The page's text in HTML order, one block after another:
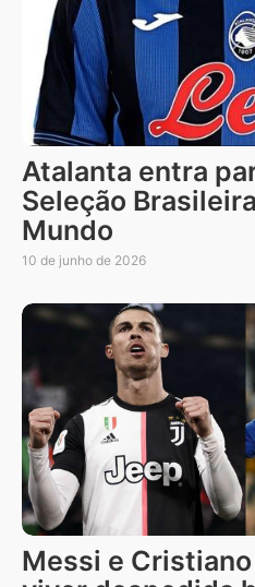
Atalanta entra
Seleção
Mundo
10 de junho de 2026
Messi e